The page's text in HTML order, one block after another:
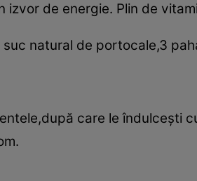
izvor de energie. Plin de
natural de portocale,3
care le îndulceşti